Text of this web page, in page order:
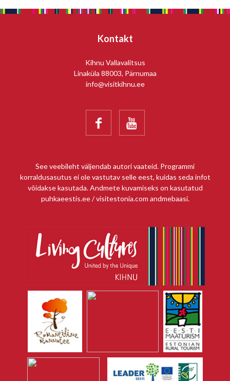
Kontakt
Kihnu Vallavalitsus
Linaküla 88003, Pärnumaa
info@visitkihnu.ee
 
See veebileht väljendab autori vaateid. Programmi
korraldusasutus ei ole vastutav selle eest, kuidas seda infot
võidakse kasutada. Andmete kuvamiseks on kasutatud
puhkaeestis.ee / visitestonia.com andmebaasi.